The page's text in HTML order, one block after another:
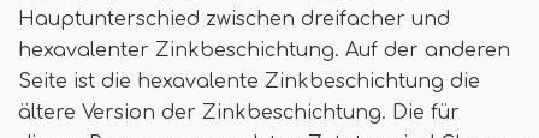
Hauptunterschied zwischen dreifacher und
hexavalenter Zinkbeschichtung. Auf der anderen
Seite ist die hexavalente Zinkbeschichtung die
ältere Version der Zinkbeschichtung. Die für